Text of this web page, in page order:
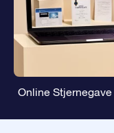
Online Stjernegave